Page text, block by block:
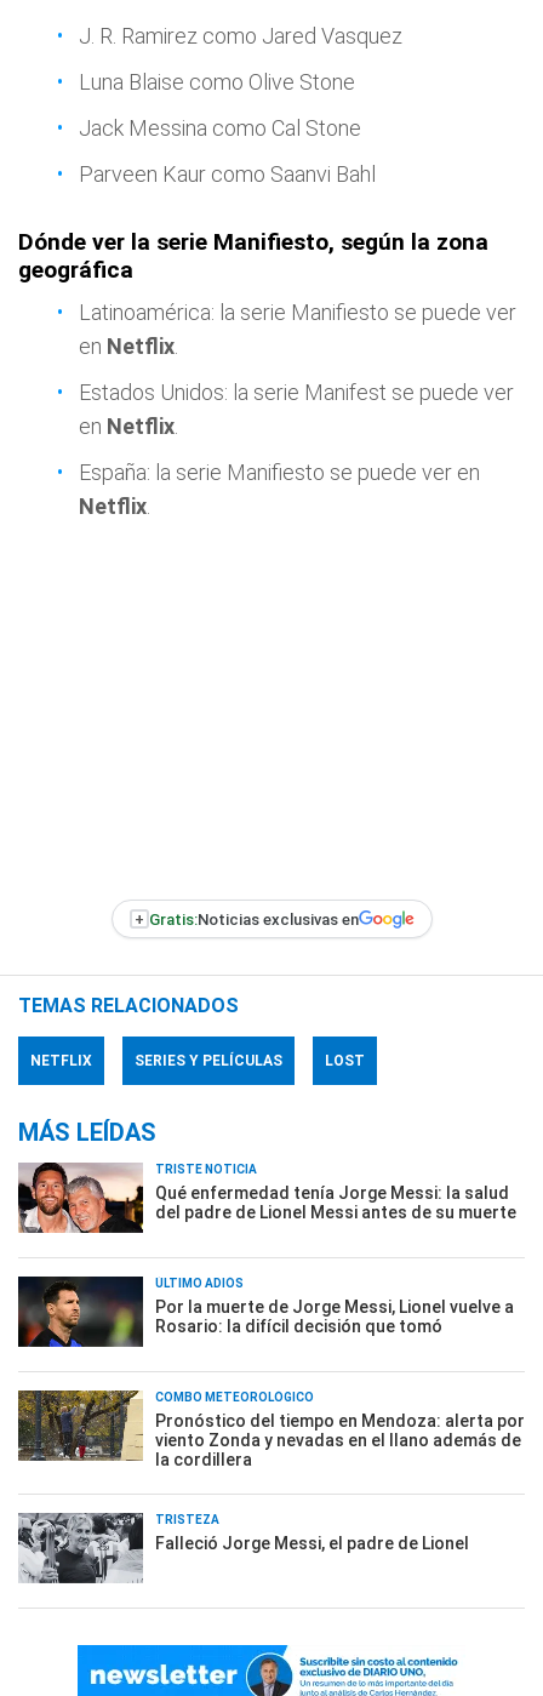
J. R. Ramirez como Jared Vasquez
Luna Blaise como Olive Stone
Jack Messina como Cal Stone
Parveen Kaur como Saanvi Bahl
Dónde ver la serie Manifiesto, según la zona
geográfica
Latinoamérica: la serie Manifiesto se puede ver
en Netflix
Estados Unidos: la serie Manifest se puede ver
en Netflix
España: la serie Manifiesto se puede ver en
Netflix
+ Gratis:Noticias exclusivas en
TEMAS RELACIONADOS
NETFLIX SERIES Y PELÍCULAS LOST
MÁS LEÍDAS
TRISTE NOTICIA
Qué enfermedad tenía Jorge Messi: la salud
del padre de Lionel Messi antes de su muerte
ÚLTIMO ADIÓS
Por la muerte de Jorge Messi, Lionel vuelve a
Rosario: la difícil decisión que tomó
COMBO METEOROLÓGICO
Pronóstico del tiempo en Mendoza: alerta por
viento Zonda y nevadas en el llano además de
la cordillera
TRISTEZA
Falleció Jorge Messi, el padre de Lionel